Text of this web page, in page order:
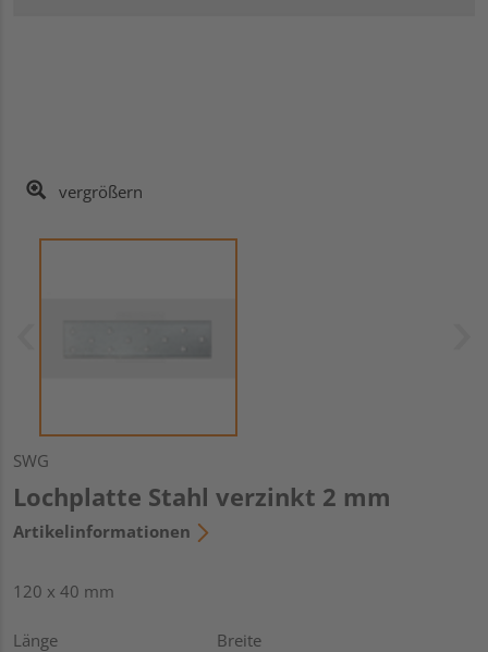
vergrößern
SWG
Lochplatte Stahl verzinkt 2 mm
Artikelinformationen
120 x 40 mm
Länge Breite